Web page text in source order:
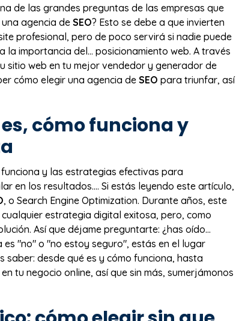
de las grandes preguntas de las empresas que
agencia de SEO? Esto se debe a que invierten
profesional, pero de poco servirá si nadie puede
la importancia del… posicionamiento web. A través
sitio web en tu mejor vendedor y generador de
cómo elegir una agencia deSEO para triunfar, así
cómo funciona y
y las estrategias efectivas para
en los resultados.… Si estás leyendo este artículo,
, o Search Engine Optimization. Durante años, este
estrategia digital exitosa, pero, como
Así que déjame preguntarte: ¿has oído…
es "no" o "no estoy seguro", estás en el lugar
desde qué es y cómo funciona, hasta
tu negocio online, así que sin más, sumerjámonos